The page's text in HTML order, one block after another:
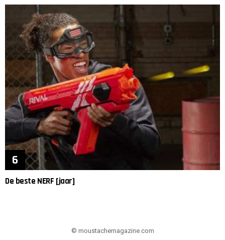
De beste NERF [jaar]
© moustachemagazine.com